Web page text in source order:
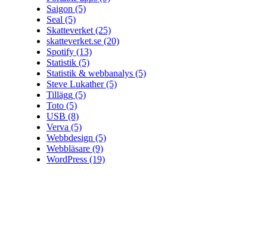
Saigon (5)
Seal (5)
Skatteverket (25)
skatteverket.se (20)
Spotify (13)
Statistik (5)
Statistik & webbanalys (5)
Steve Lukather(5)
Tillägg (5)
Toto (5)
USB (8)
Verva (5)
Webbdesign (5)
Webbläsare (9)
WordPress (19)